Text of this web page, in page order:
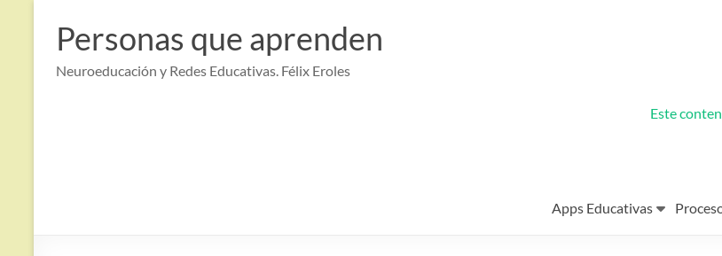
contenido
Personas que aprenden
Neuroeducación y Redes Educativas. Félix Eroles
Este
Apps Educativas